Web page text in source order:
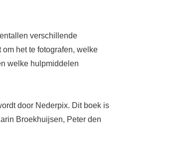
verschillende
het te fotografen, welke
welke hulpmiddelen
door Nederpix. Dit boek is
Broekhuijsen, Peter den